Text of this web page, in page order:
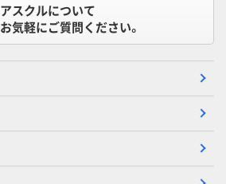
アスクルについて
お気軽にご質問ください。